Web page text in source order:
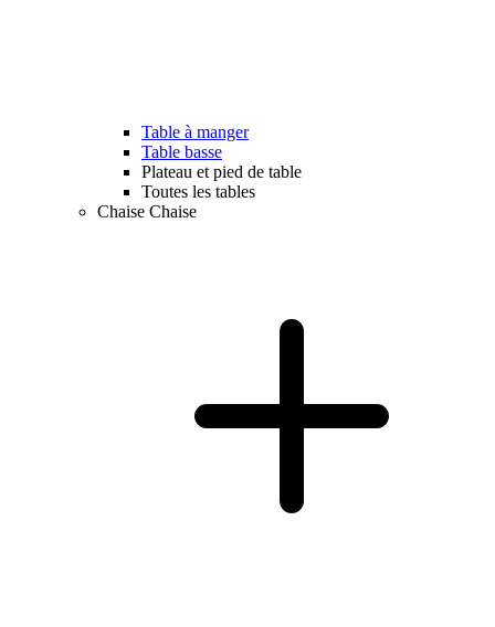
Table à manger
Table basse
Plateau et pied de table
Toutes les tables
Chaise Chaise